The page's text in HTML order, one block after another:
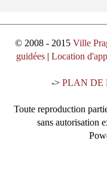
© 2008 - 2015 Ville
guidées | Location
-> PLAN DE
Toute reproduction
sans autorisation